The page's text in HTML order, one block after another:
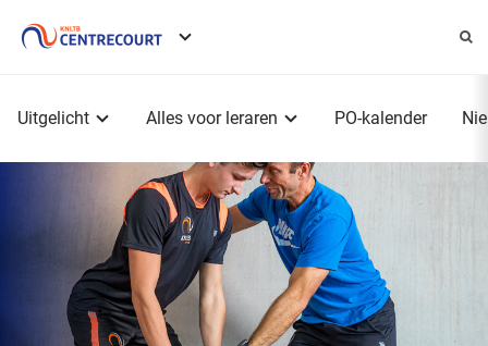
Uitgelicht Alles voor leraren PO-kalender